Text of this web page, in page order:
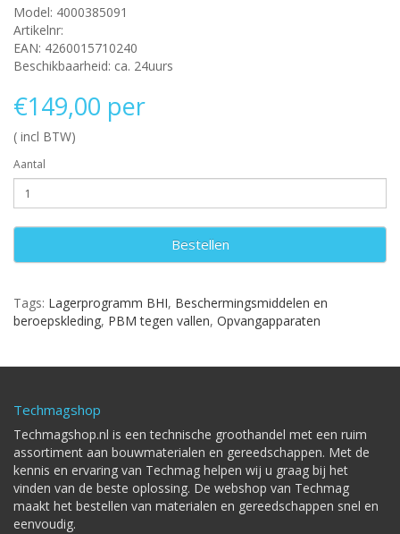
Model: 4000385091
Artikelnr:
EAN: 4260015710240
Beschikbaarheid: ca. 24uurs
€149,00 per
( incl BTW)
Aantal
Bestellen
Tags: Lagerprogramm BHI, Beschermingsmiddelen en
beroepskleding, PBM tegen vallen, Opvangapparaten
Techmagshop
Techmagshop.nl is een technische groothandel met een ruim
assortiment aan bouwmaterialen en gereedschappen. Met de
kennis en ervaring van Techmag helpen wij u graag bij het
vinden van de beste oplossing. De webshop van Techmag
maakt het bestellen van materialen en gereedschappen snel en
eenvoudig.